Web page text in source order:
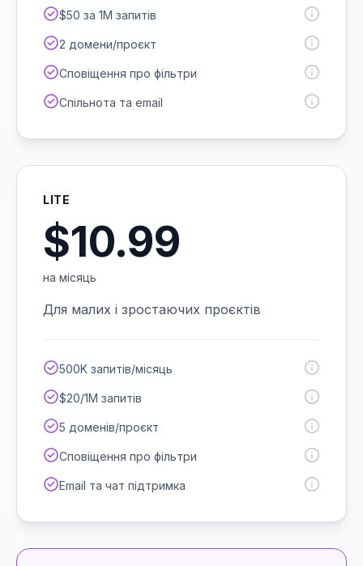
$50 за 1M запитів
2 домени/проєкт
Сповіщення про фільтри
Спільнота та email
LITE
$10.99
на місяць
Для малих і зростаючих проєктів
500K запитів/місяць
$20/1M запитів
5 доменів/проєкт
Сповіщення про фільтри
Email та чат підтримка